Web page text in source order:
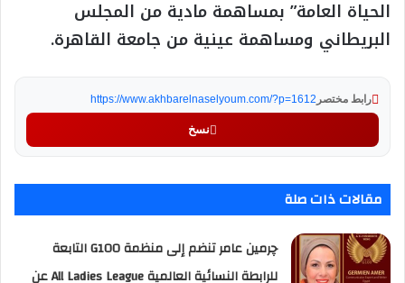
الحياة العامة” بمساهمة مادية من المجلس
البريطاني ومساهمة عينية من جامعة القاهرة.
رابط مختصر https://www.akhbarelnaselyoum.com/?p=1612
نسخ
مقالات ذات صلة
چرمين عامر تنضم إلى منظمة G100 التابعة
للرابطة النسائية العالمية All Ladies League عن